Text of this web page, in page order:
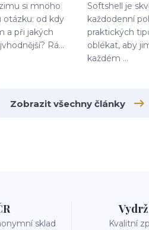
si mnoho
otázku: od kdy
a při jakých
Rá...
Softshell je
každodenní
praktických
oblékat, aby
každém ...
Zobrazit všechny články
sklad Kvalitní